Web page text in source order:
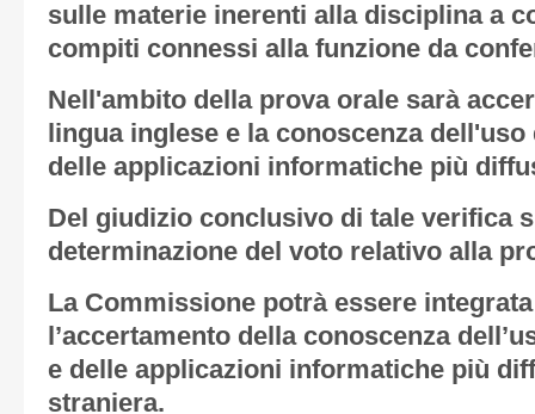
sulle materie inerenti alla disciplina a
compiti connessi alla funzione da
Nell'ambito della prova orale sarà
lingua inglese e la conoscenza
delle applicazioni informatiche più
Del giudizio conclusivo di tale verifica
determinazione del voto relativo alla
La Commissione potrà essere
l’accertamento della conoscenza
e delle applicazioni informatiche più
straniera.